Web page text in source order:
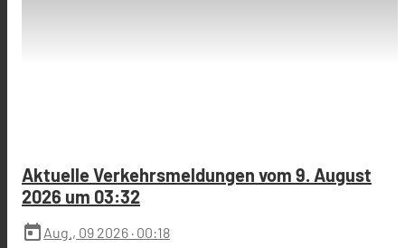
Aktuelle Verkehrsmeldungen vom 9. August
2026 um 03:32
today Aug., 09 2026 · 00:18